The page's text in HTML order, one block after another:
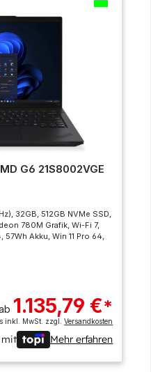
G6 21S8002VGE
32GB, 512GB NVMe SSD,
780M Grafik, Wi-Fi 7,
57Wh Akku, Win 11 Pro 64,
1.135,79 €*
inkl. MwSt. zzgl.Versandkosten
mit Mehr erfahren